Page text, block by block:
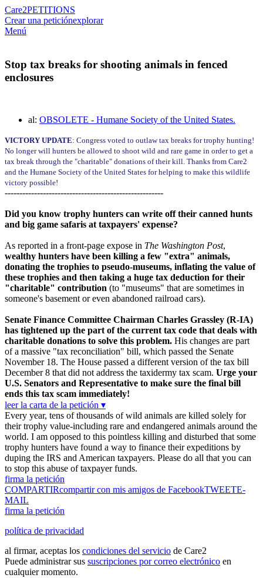
Care2PETITIONS
Crear una peticiónexplorar
Menú
Stop tax breaks for shooting animals in fenced
enclosures
al: OBSOLETE - Humane Society of the United States.
VICTORY UPDATE: Congress voted to outlaw tax breaks for trophy hunting!
No longer will hunters be allowed to shoot wild and rare game in order to get a
tax break through the "charitable" donations of their kill. Thanks from Care2
and the Humane Society of the United States for helping to make this wildlife
victory possible!
------------------------------------------------------
Did you know trophy hunters can write off their canned hunts
and big game safaris at taxpayers' expense?
As reported in a front-page expose in The Washington Post,
wealthy hunters have been killing a few "extra" animals,
donating the trophies to pseudo-museums, inflating the value of
these trophies and then taking a huge tax deduction for their
"charitable" contribution (to "museums" that are sometimes in
someone's basement or even abandoned railroad cars).
Senate Finance Committee Chairman Charles Grassley (R-IA)
has tightened up the part of the current tax code that deals with
charitable donations to solve this problem. His changes are part
of a massive "tax reconciliation" bill, which passed the Senate
November 18. The House passed a different version of the tax bill
December 8 that did not address the taxidermy tax scam. Urge your
U.S. Senators and Representative to make sure the final bill
ends this tax scam immediately!
leer la carta de la petición ▾
Every year, tens of thousands of wild animals are killed solely for
their trophy value-including rare and endangered animals around the
world. I am opposed to this pointless killing and disturbed that some
trophy hunters have found a way to finance their expeditions by
duping the IRS and American taxpayers. Please do all that you can
to stop this abuse of taxpayer funds.
firma la petición
COMPARTIRcompartir con mis amigos de FacebookTWEETE-
MAIL
firma la petición
política de privacidad
al firmar, aceptas los condiciones del servicio de Care2
Puede administrar sus suscripciones por correo electrónico en
cualquier momento.